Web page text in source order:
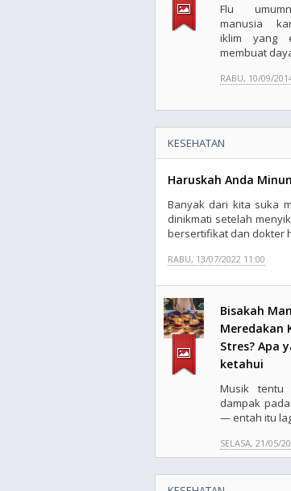
Flu
manusia
iklim yang
membuat
RABU, 10/09/
KESEHATAN
Haruskah Anda
Banyak dari kita suka
dinikmati setelah
bersertifikat dan dokter
RABU, 13/07/2022 11:00
Bisakah
Meredakan
Stres? Apa
ketahui
Musik tentu
dampak
— entah itu
SELASA, 21/05/